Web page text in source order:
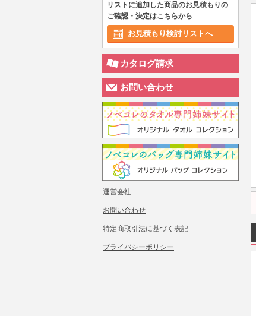
リストに追加した商品のお見積もりの
ご確認・決定はこちらから
お見積もり検討リストへ
カタログ請求
お問い合わせ
運営会社
お問い合わせ
特定商取引法に基づく表記
プライバシーポリシー